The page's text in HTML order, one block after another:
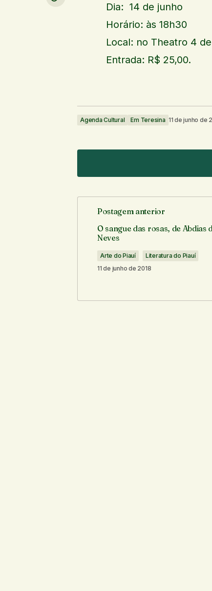
Dia: 14 de junho
Horário: às 18h30
Local: no Theatro 4
Entrada: R$ 25,00.
Agenda Cultural Em Teresina 11 de junho de
Postagem anterior
O sangue das rosas, de Abdias
Neves
Arte do Piauí
Literatura do Piauí
11 de junho de 2018